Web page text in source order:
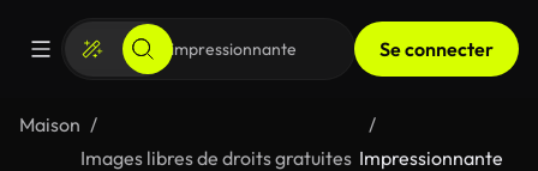
Se connecter
Maison
Images libres de droits gratuites Impressionnante